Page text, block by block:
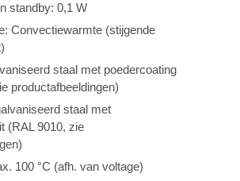
standby: 0,1 W
Convectiewarmte (stijgende
staal met poedercoating
productafbeeldingen)
staal met
(RAL 9010, zie
100 °C (afh. van voltage)